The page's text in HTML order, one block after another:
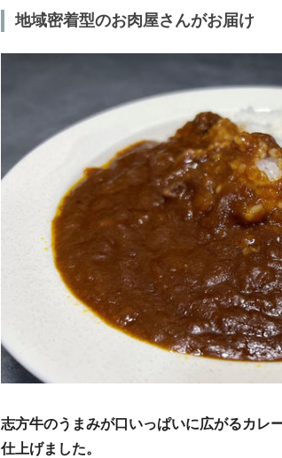
地域密着型のお肉屋さんがお届け
志方牛のうまみが口いっぱいに広がるカレ
仕上げました。